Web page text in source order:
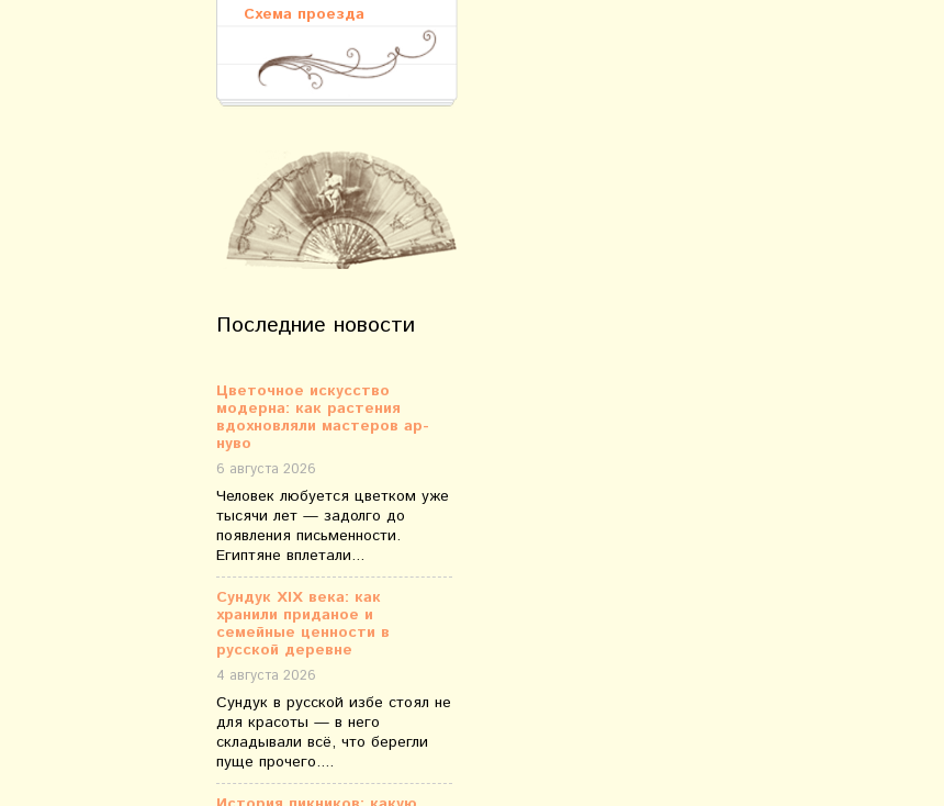
Схема проезда
Последние новости
Цветочное искусство
модерна: как растения
вдохновляли мастеров ар-
нуво
6 августа 2026
Человек любуется цветком уже
тысячи лет — задолго до
появления письменности.
Египтяне вплетали...
Сундук XIX века: как
хранили приданое и
семейные ценности в
русской деревне
4 августа 2026
Сундук в русской избе стоял не
для красоты — в него
складывали всё, что берегли
пуще прочего....